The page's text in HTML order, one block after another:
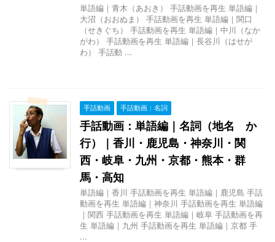
単語編｜青木（あおき） 手話動画を再生 単語編｜
大沼（おおぬま） 手話動画を再生 単語編｜関口
（せきぐち） 手話動画を再生 単語編｜中川（なか
がわ） 手話動画を再生 単語編｜長谷川（はせが
わ） 手話動 ...
手話動画 手話動画：名詞
手話動画：単語編｜名詞（地名 か
行）｜香川・鹿児島・神奈川・関
西・岐阜・九州・京都・熊本・群
馬・高知
単語編｜香川 手話動画を再生 単語編｜鹿児島 手話
動画を再生 単語編｜神奈川 手話動画を再生 単語編
｜関西 手話動画を再生 単語編｜岐阜 手話動画を再
生 単語編｜九州 手話動画を再生 単語編｜京都 手
...